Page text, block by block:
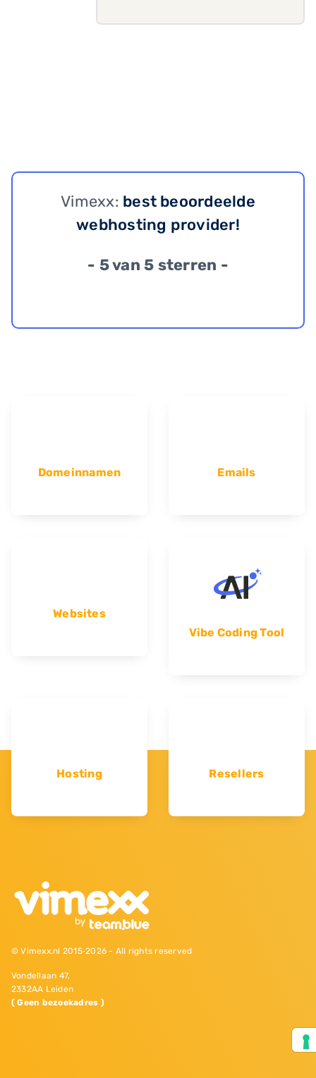
Vimexx: best beoordeelde
webhosting provider!
- 5 van 5 sterren -
Domeinnamen Emails
Websites
Vibe Coding Tool
Hosting Resellers
© Vimexx.nl 2015‐2026 - All rights reserved
Vondellaan 47,
2332AA Leiden
( Geen bezoekadres )